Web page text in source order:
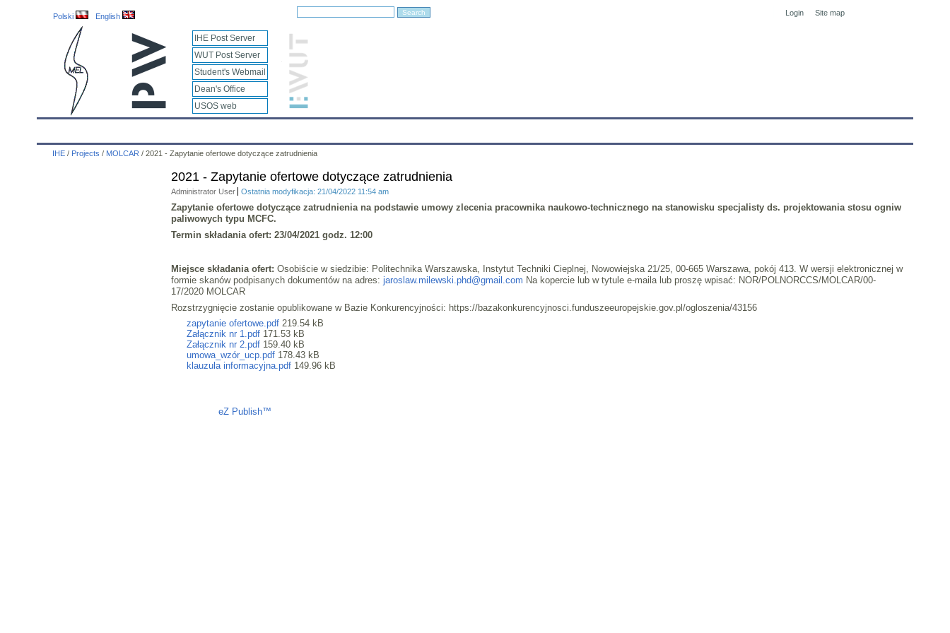
Polski English Site map
Login
IHE Post Server
WUT Post Server
Student's Webmail
Dean's Office
USOS web
IHE / Projects / MOLCAR / 2021 - Zapytanie ofertowe dotyczące zatrudnienia
2021 - Zapytanie ofertowe dotyczące zatrudnienia
Administrator User Ostatnia modyfikacja: 21/04/2022 11:54 am
Zapytanie ofertowe dotyczące zatrudnienia na podstawie umowy zlecenia pracownika naukowo-technicznego na stanowisku specjalisty ds. projektowania stosu ogniw
paliwowych typu MCFC.
Termin składania ofert: 23/04/2021 godz. 12:00
Miejsce składania ofert: Osobiście w siedzibie: Politechnika Warszawska, Instytut Techniki Cieplnej, Nowowiejska 21/25, 00-665 Warszawa, pokój 413. W wersji elektronicznej w
formie skanów podpisanych dokumentów na adres: jaroslaw.milewski.phd@gmail.com Na kopercie lub w tytule e-maila lub proszę wpisać: NOR/POLNORCCS/MOLCAR/00-
17/2020 MOLCAR
Rozstrzygnięcie zostanie opublikowane w Bazie Konkurencyjności: https://bazakonkurencyjnosci.funduszeeuropejskie.gov.pl/ogloszenia/43156
zapytanie ofertowe.pdf219.54 kB
Załącznik nr 1.pdf171.53 kB
Załącznik nr 2.pdf159.40 kB
umowa_wzór_ucp.pdf178.43 kB
klauzula informacyjna.pdf149.96 kB
eZ Publish™